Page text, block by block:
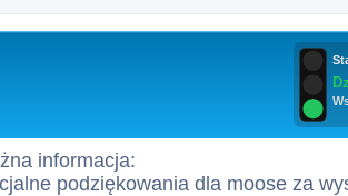
informacja:
podziękowania dla moose za